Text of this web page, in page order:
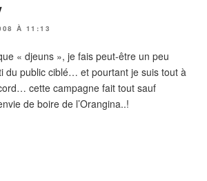
À 11:13
« djeuns », je fais peut-être un peu
du public ciblé… et pourtant je suis tout à
cette campagne fait tout sauf
de boire de l’Orangina..!